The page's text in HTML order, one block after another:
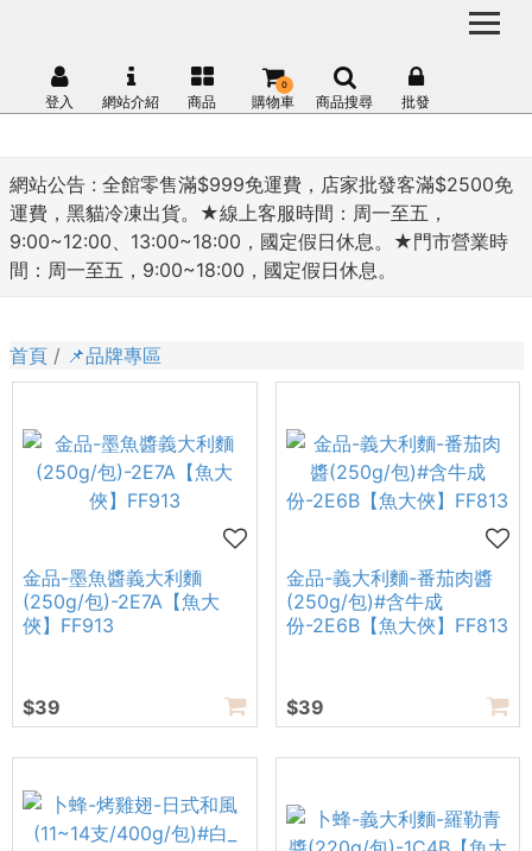
網站公告 : 全館零售滿$999免運費，店家批發客滿$2500免
運費，黑貓冷凍出貨。★線上客服時間：周一至五，
9:00~12:00、13:00~18:00，國定假日休息。★門市營業時
間：周一至五，9:00~18:00，國定假日休息。
登入 網站介紹 商品 購物車
0
商品搜尋 批發
首頁 📌品牌專區
金品-墨魚醬義大利麵
(250g/包)-2E7A【魚大
俠】FF913
$39
金品-義大利麵-番茄肉醬
(250g/包)#含牛成
份-2E6B【魚大俠】FF813
$39